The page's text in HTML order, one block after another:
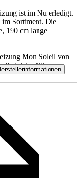
ist im Nu erledigt.
im Sortiment. Die
190 cm lange
Mon Soleil von
gleichmäßige
.